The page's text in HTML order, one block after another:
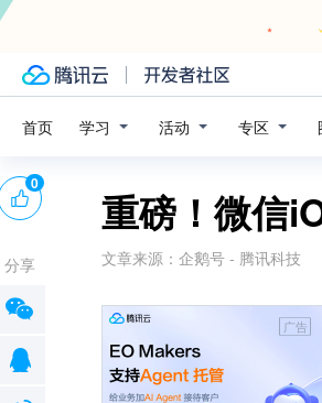
首页 学习 活动 专区
重磅！微信
文章来源： 企鹅号 - 腾讯科技
广告
0
分享